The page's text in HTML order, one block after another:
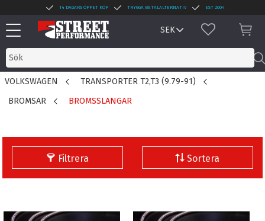
Meny
14 DAGARS ÖPPET KÖP TRYGGA BETALALTERNATIV EST 2004
FAVORITER
VOLKSWAGEN
TRANSPORTER T2,T3 (9.79-91)
BROMSAR
BROMSSLANGAR
Filtrera Sortera